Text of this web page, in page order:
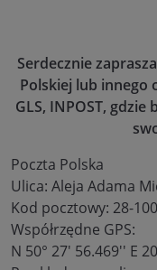
Serdecznie
Polskiej lub innego
GLS, INPOST,
Poczta Polska
Ulica: Aleja Adama
Kod pocztowy: 28-
Współrzędne GPS:
N 50° 27' 56.469'' E